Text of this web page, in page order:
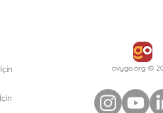
ovygo.org ©